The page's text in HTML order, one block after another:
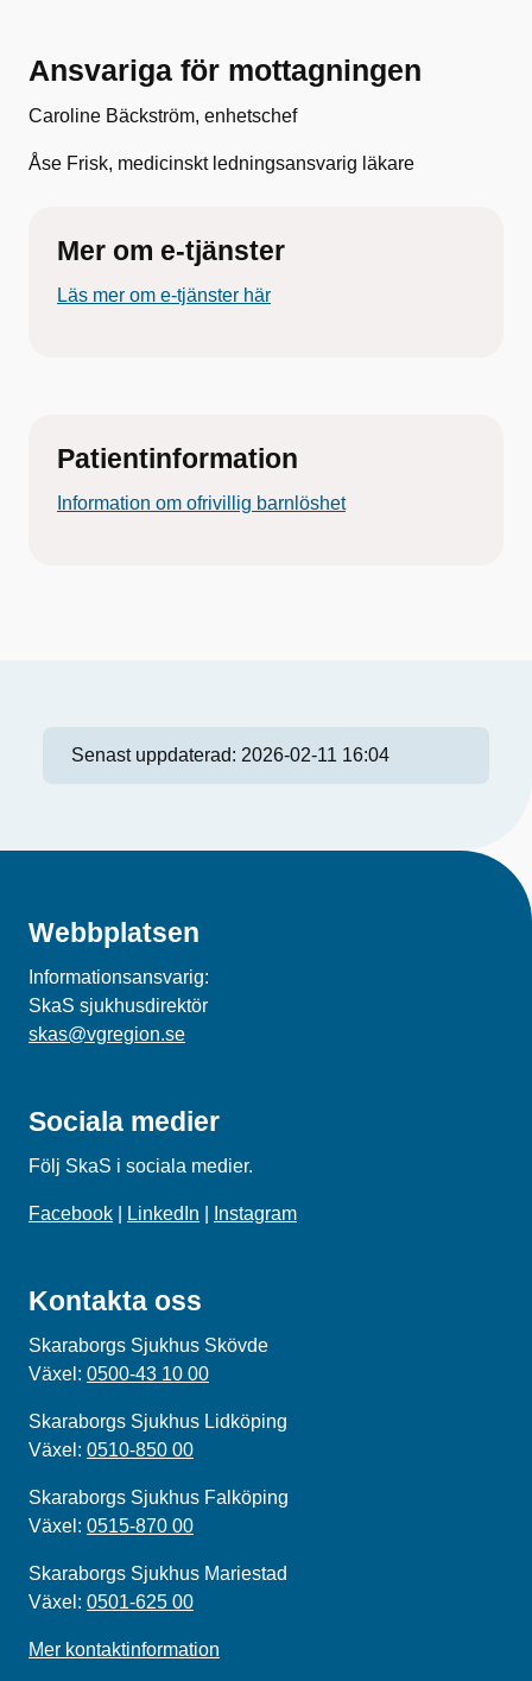
Ansvariga för mottagningen
Caroline Bäckström, enhetschef
Åse Frisk, medicinskt ledningsansvarig läkare
Mer om e-tjänster
Läs mer om e-tjänster här
Patientinformation
Information om ofrivillig barnlöshet
Senast uppdaterad: 2026-02-11 16:04
Webbplatsen
Informationsansvarig:
SkaS sjukhusdirektör
skas@vgregion.se
Sociala medier
Följ SkaS i sociala medier.
Facebook LinkedIn Instagram
Kontakta oss
Skaraborgs Sjukhus Skövde
Växel: 0500-43 10 00
Skaraborgs Sjukhus Lidköping
Växel: 0510-850 00
Skaraborgs Sjukhus Falköping
Växel: 0515-870 00
Skaraborgs Sjukhus Mariestad
Växel: 0501-625 00
Mer kontaktinformation